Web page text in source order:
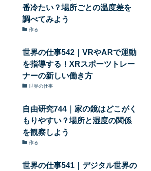
番冷たい？場所ごとの温度差を
調べてみよう
作る
世界の仕事542｜VRやARで運動
を指導する！XRスポーツトレー
ナーの新しい働き方
世界の仕事
自由研究744｜家の鏡はどこがく
もりやすい？場所と湿度の関係
を観察しよう
作る
世界の仕事541｜デジタル世界の